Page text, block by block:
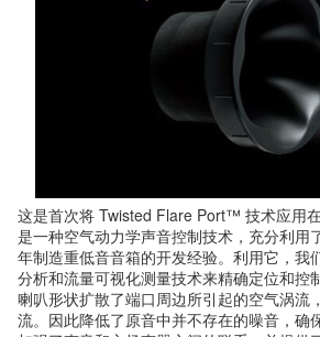
这是首次将 Twisted Flare Port™ 技术应用
是一种空气动力学声音控制技术，充分利用
年制造重低音音箱的开发经验。利用它，我
分析和流量可视化测量技术来精确定位和控
喇叭形状扩散了端口周边所引起的空气涡流
流。因此降低了原音中并不存在的噪音，确